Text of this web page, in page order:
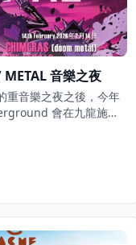
音樂之夜
重音樂之夜之後，今年
會在九龍施展
的黑暗魔咒，為重金屬
音樂體驗。無論你是
情所傷，今次音樂之
動，適合重金屬音樂